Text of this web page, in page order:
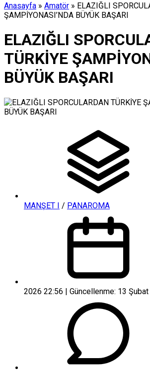
Anasayfa » Amatör » ELAZIĞLI
ŞAMPİYONASI’NDA BÜYÜK BAŞARI
ELAZIĞLI
TÜRKİYE
BÜYÜK BAŞARI
MANŞET I / PANAROMA
2026 22:56 | Güncellenme: 13